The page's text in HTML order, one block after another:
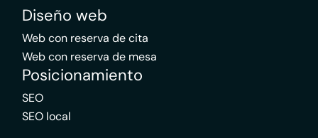
Diseño web
Web con reserva de cita
Web con reserva de mesa
Posicionamiento
SEO
SEO local